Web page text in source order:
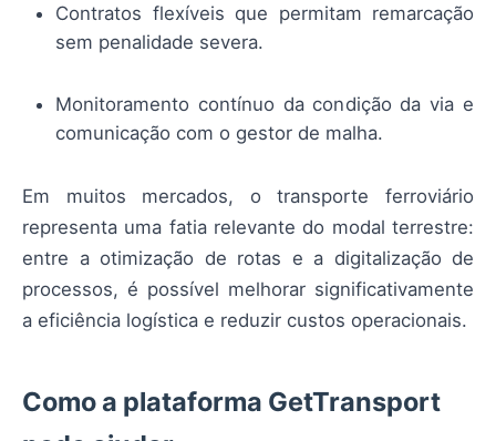
Contratos flexíveis que permitam remarcação
sem penalidade severa.
Monitoramento contínuo da condição da via e
comunicação com o gestor de malha.
Em muitos mercados, o transporte ferroviário
representa uma fatia relevante do modal terrestre:
entre a otimização de rotas e a digitalização de
processos, é possível melhorar significativamente
a eficiência logística e reduzir custos operacionais.
Como a plataforma GetTransport